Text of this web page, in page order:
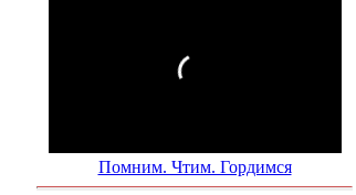
Помним. Чтим. Гордимся